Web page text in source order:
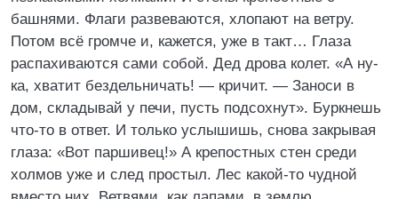
башнями. Флаги развеваются, хлопают на ветру.
Потом всё громче и, кажется, уже в такт… Глаза
распахиваются сами собой. Дед дрова колет. «А ну-
ка, хватит бездельничать! — кричит. — Заноси в
дом, складывай у печи, пусть подсохнут». Буркнешь
что-то в ответ. И только услышишь, снова закрывая
глаза: «Вот паршивец!» А крепостных стен среди
холмов уже и след простыл. Лес какой-то чудной